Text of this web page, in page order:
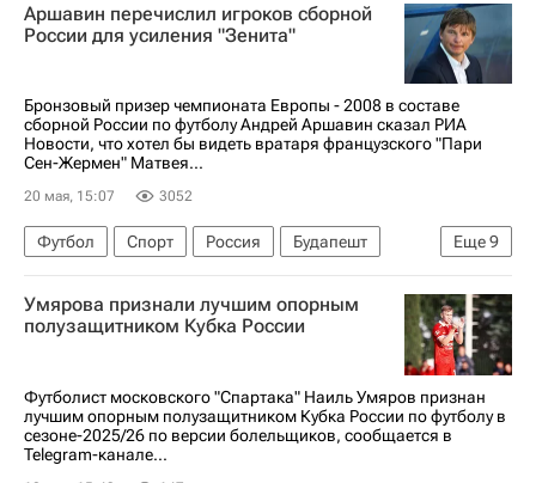
ПФК ЦСКА
Динамо Москва
Ростов
Аршавин перечислил игроков сборной
России для усиления "Зенита"
Бронзовый призер чемпионата Европы - 2008 в составе
сборной России по футболу Андрей Аршавин сказал РИА
Новости, что хотел бы видеть вратаря французского "Пари
Сен-Жермен" Матвея...
20 мая, 15:07 3052
Еще9
Футбол Спорт Россия
Будапешт
Тульская область
Игорь Дивеев
Матвей Сафонов
Андрей Аршавин
Арсенал (Лондон)
Лига чемпионов УЕФА 2026-2027
РПЛ 2026-2027 (Чемпионат России по футболу)
Умярова признали лучшим опорным
полузащитником Кубка России
Футболист московского "Спартака" Наиль Умяров признан
лучшим опорным полузащитником Кубка России по футболу в
сезоне-2025/26 по версии болельщиков, сообщается в
Telegram-канале...